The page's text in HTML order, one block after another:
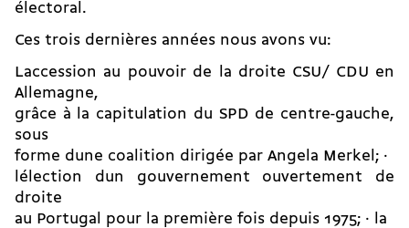
électoral.
Ces trois dernières années nous avons vu:
Laccession au pouvoir de la droite CSU/ CDU en
Allemagne,
grâce à la capitulation du SPD de centre-gauche,
sous
forme dune coalition dirigée par Angela Merkel; ·
lélection dun gouvernement ouvertement de
droite
au Portugal pour la première fois depuis 1975; · la